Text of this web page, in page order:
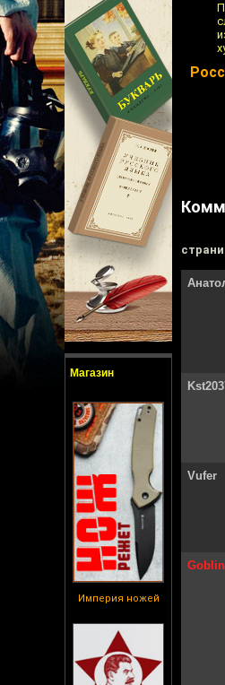
Магазин
Империя ножей
Vufer
Goblin